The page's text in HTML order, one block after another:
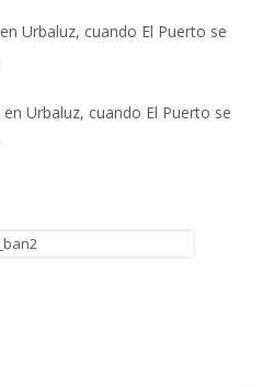
en Urbaluz, cuando El Puerto se
en Urbaluz, cuando El Puerto se